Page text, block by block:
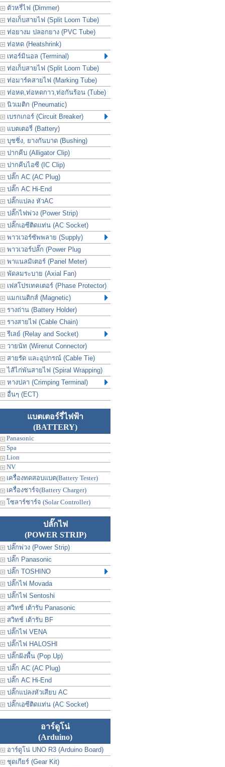
ตัวหรี่ไฟ (Dimmer)
ท่อเก็บสายไฟ (Split Loom Tube)
ท่อยางม ปลอกยาง (PVC Tube)
ท่อหด (Heatshrink)
เทอร์มินอล (Terminal)
ท่อเก็บสายไฟ (Split Loom Tube)
ท่อมาร์คสายไฟ (Marking Tube)
ท่อหด,ท่อหดกาว,ท่อกันร้อน (Tube)
นิวเมติก (Pneumatic)
เบรกเกอร์ (Circuit Breaker)
แบตเตอรี่ (Battery)
บุชชิ่ง, ยางกันบาด (Bushing)
ปากคีบ (Alligator Clip)
ปากคีบไอซี (IC Clip)
ปลั๊ก AC (AC Plug)
ปลั๊ก AC Hi-End
ปลั๊กแปลง หัวAC
ปลั๊กไฟพ่วง (Power Strip)
ปลั๊กเอซีติดแท่น (AC Socket)
พาวเวอร์ซัพพลาย (Supply)
พาวเวอร์ปลั๊ก (Power Plug
พาแนลมิเตอร์ (Panel Meter)
พัดลมระบาย (Axial Fan)
เฟสโปรเทคเตอร์ (Phase Protector)
แมกเนติกส์ (Magnetic)
รางถ่าน (Battery Holder)
รางสายไฟ (Cable Chain)
รีเลย์ (Relay and Socket)
วายนัท (Wirenut Connector)
สายรัด และอุปกรณ์ (Cable Tie)
ไส้ไก่พันสายไฟ (Spiral Wrapping)
หางปลา (Crimping Terminal)
อื่นๆ (ECT)
แบตเตอร์รี่ไฟฟ้า
(BATTERY)
Panasonic
Spa
Lion
NV
เครื่องทดสอบแบต(Battery Tester)
เครื่องชาร์จ(Battery Charger)
โซลาร์ชาร์จ (Solar Controller)
ปลั๊กไฟ
(POWER STRIP)
ปลั๊กพ่วง (Power Strip)
ปลั๊ก Panasonic
ปลั๊ก TOSHINO
ปลั๊กไฟ Movada
ปลั๊กไฟ Sentoshi
สวิทช์ เต้ารับ Panasonic
สวิทช์ เต้ารับ BF
ปลั๊กไฟ VENA
ปลั๊กไฟ HALOSHI
ปลั๊กฝังพื้น (Pop Up)
ปลั๊ก AC (AC Plug)
ปลั๊ก AC Hi-End
ปลั๊กแปลงหัวเสียบ AC
ปลั๊กเอซีติดแท่น (AC Socket)
อาร์ดูโน่
(Arduino)
อาร์ดูโน่ UNO R3 (Arduino Board)
ชุดเกียร์ (Gear Kit)